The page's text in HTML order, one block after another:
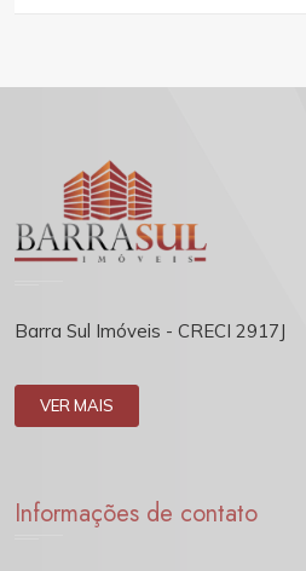
Barra Sul Imóveis - CRECI 2917J
VER MAIS
Informações de contato